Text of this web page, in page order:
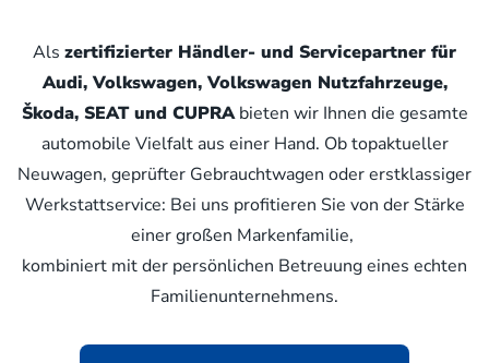
Als zertifizierter Händler- und Servicepartner für
Audi, Volkswagen, Volkswagen Nutzfahrzeuge,
Škoda, SEAT und CUPRAbieten wir Ihnen die gesamte
automobile Vielfalt aus einer Hand. Ob topaktueller
Neuwagen, geprüfter Gebrauchtwagen oder erstklassiger
Werkstattservice: Bei uns profitieren Sie von der Stärke
einer großen Markenfamilie,
kombiniert mit der persönlichen Betreuung eines echten
Familienunternehmens.